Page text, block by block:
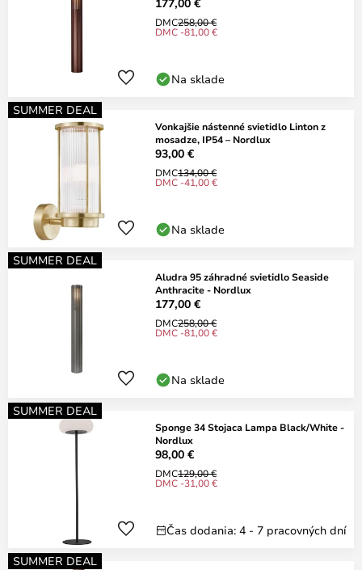
DMC258,00 €
DMC -81,00 €
Na sklade
SUMMER DEAL
Vonkajšie nástenné svietidlo Linton z
mosadze, IP54 – Nordlux
93,00 €
DMC134,00 €
DMC -41,00 €
Na sklade
SUMMER DEAL
Aludra 95 záhradné svietidlo Seaside
Anthracite - Nordlux
177,00 €
DMC258,00 €
DMC -81,00 €
Na sklade
SUMMER DEAL
Sponge 34 Stojaca Lampa Black/White -
Nordlux
98,00 €
DMC129,00 €
DMC -31,00 €
Čas dodania: 4 - 7 pracovných dní
SUMMER DEAL